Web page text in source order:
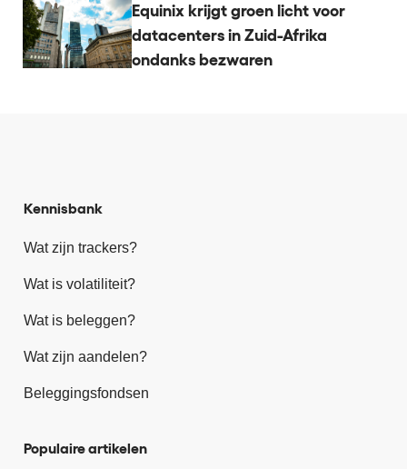
Equinix krijgt groen licht voor
datacenters in Zuid-Afrika
ondanks bezwaren
Kennisbank
Wat zijn trackers?
Wat is volatiliteit?
Wat is beleggen?
Wat zijn aandelen?
Beleggingsfondsen
Populaire artikelen